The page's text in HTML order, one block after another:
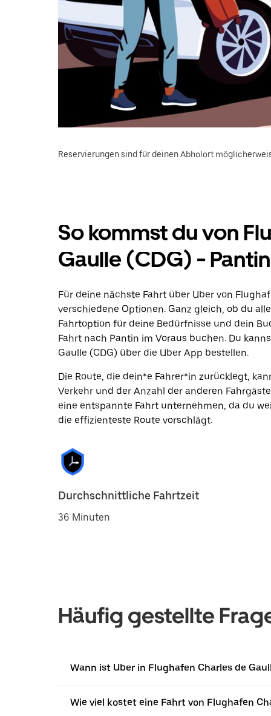
Reservierungen sind für deinen Abholort
So kommst du von
Gaulle (CDG) - Pantin
Für deine nächste Fahrt über Uber von
verschiedene Optionen. Ganz gleich, ob du
Fahrtoption für deine Bedürfnisse und dein
Fahrt nach Pantin im Voraus buchen. Du
Gaulle (CDG) über die Uber App bestellen.
Die Route, die dein*e Fahrer*in zurücklegt,
Verkehr und der Anzahl der anderen
eine entspannte Fahrt unternehmen, da du
die effizienteste Route vorschlägt.
Durchschnittliche Fahrtzeit
36 Minuten
Häufig gestellte
Wann ist Uber in Flughafen Charles de
Wie viel kostet eine Fahrt von Flughafen